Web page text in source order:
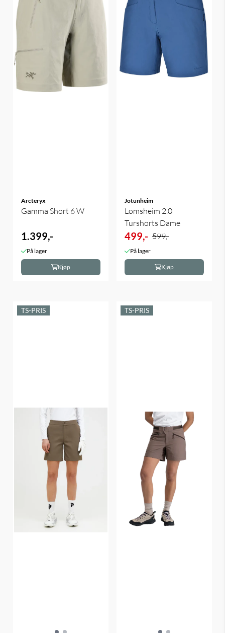
Arcteryx
Gamma Short 6 W
1.399,-
På lager
Kjøp
Jotunheim
Lomsheim 2.0
Turshorts Dame
499,- 599,-
På lager
Kjøp